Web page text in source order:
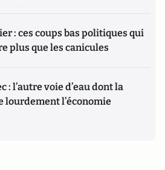
: ces coups bas politiques qui
plus que les canicules
: l’autre voie d’eau dont la
l’économie